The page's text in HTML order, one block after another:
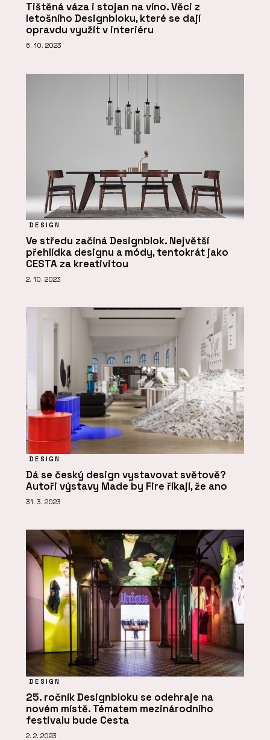
Tištěná váza i stojan na víno. Věci z
letošního Designbloku, které se dají
opravdu využít v interiéru
6. 10. 2023
DESIGN
Ve středu začíná Designblok. Největší
přehlídka designu a módy, tentokrát jako
CESTA za kreativitou
2. 10. 2023
DESIGN
Dá se český design vystavovat světově?
Autoři výstavy Made by Fire říkají, že ano
31. 3. 2023
DESIGN
25. ročník Designbloku se odehraje na
novém místě. Tématem mezinárodního
festivalu bude Cesta
2. 2. 2023